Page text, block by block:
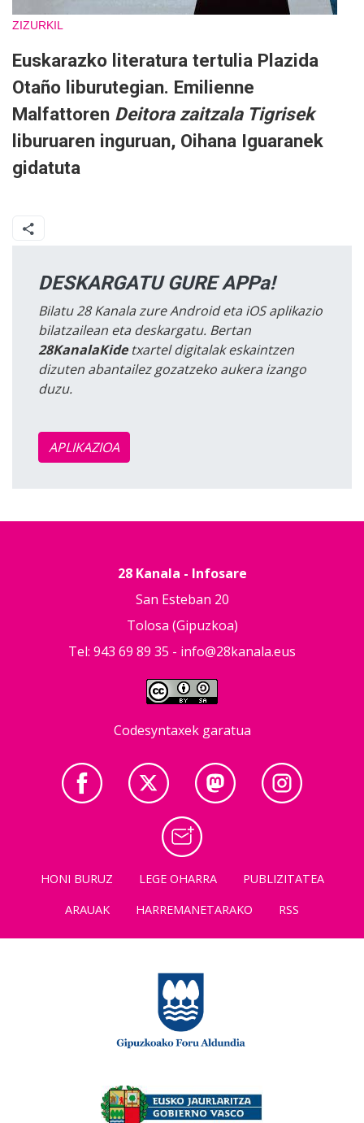
ZIZURKIL
Euskarazko literatura tertulia Plazida
Otaño liburutegian. Emilienne
Malfattoren Deitora zaitzala Tigrisek
liburuaren inguruan, Oihana Iguaranek
gidatuta
DESKARGATU GURE APPa!
Bilatu 28 Kanala zure Android eta iOS aplikazio
bilatzailean eta deskargatu. Bertan
28KanalaKidetxartel digitalak eskaintzen
dizuten abantailez gozatzeko aukera izango
duzu.
APLIKAZIOA
28 Kanala - Infosare
San Esteban 20
Tolosa (Gipuzkoa)
Tel: 943 69 89 35 - info@28kanala.eus
Codesyntaxek garatua
HONI BURUZ LEGE OHARRA
PUBLIZITATEA
ARAUAK
HARREMANETARAKO RSS